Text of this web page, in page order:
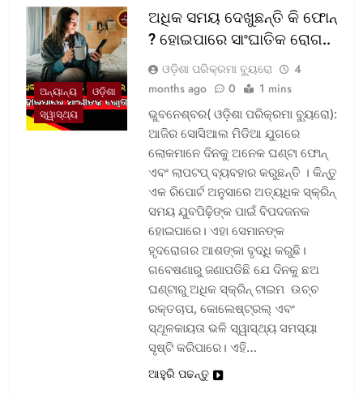
ଅନ୍ୟାନ୍ୟ
ଓଡ଼ିଶା
ସ୍ୱାସ୍ଥ୍ୟ
ଅଧିକ ସମୟ ଦେଖୁଛନ୍ତି କି ଫୋନ୍
? ହୋଇପାରେ ସାଂଘାତିକ ରୋଗ..
ଓଡ଼ିଶା ପରିକ୍ରମା ବ୍ୟୁରୋ
4
months ago
0 1 mins
ଭୁବନେଶ୍ବର( ଓଡ଼ିଶା ପରିକ୍ରମା ବ୍ୟୁରୋ):
ଆଜିର ସୋସିଆଲ ମିଡିଆ ଯୁଗରେ
ଲୋକମାନେ ଦିନକୁ ଅନେକ ଘଣ୍ଟା ଫୋନ୍
ଏବଂ ଲାପଟପ୍ ବ୍ୟବହାର କରୁଛନ୍ତି । କିନ୍ତୁ
ଏକ ରିପୋର୍ଟ ଅନୁସାରେ ଅତ୍ୟଧିକ ସ୍କ୍ରିନ୍
ସମୟ ଯୁବପିଢ଼ିଙ୍କ ପାଇଁ ବିପଦଜନକ
ହୋଇପାରେ। ଏହା ସେମାନଙ୍କ
ହୃଦରୋଗର ଆଶଙ୍କା ବୃଦ୍ଧି କରୁଛି।
ଗବେଷଣାରୁ ଜଣାପଡିଛି ଯେ ଦିନକୁ ଛଅ
ଘଣ୍ଟାରୁ ଅଧିକ ସ୍କ୍ରିନ୍ ଟାଇମ ଉଚ୍ଚ
ରକ୍ତଚାପ, କୋଲେଷ୍ଟ୍ରଲ୍ ଏବଂ
ସ୍ଥୂଳକାୟତା ଭଳି ସ୍ୱାସ୍ଥ୍ୟ ସମସ୍ୟା
ସୃଷ୍ଟି କରିପାରେ। ଏହି…
ଆହୁରି ପଢନ୍ତୁ